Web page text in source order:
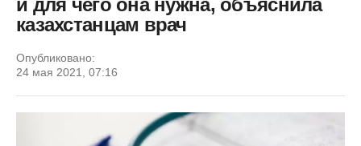
и для чего она нужна, объяснила
казахстанцам врач
Опубликовано:
24 мая 2021, 07:16